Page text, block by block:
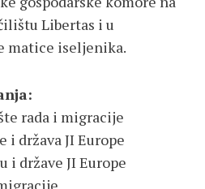
Libertas i u
matice iseljenika.
rada i migracije
i država JI Europe
i države JI Europe